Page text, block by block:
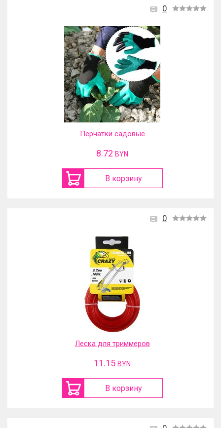
0
Перчатки садовые
8.72 BYN
В корзину
0
Леска для триммеров
11.15 BYN
В корзину